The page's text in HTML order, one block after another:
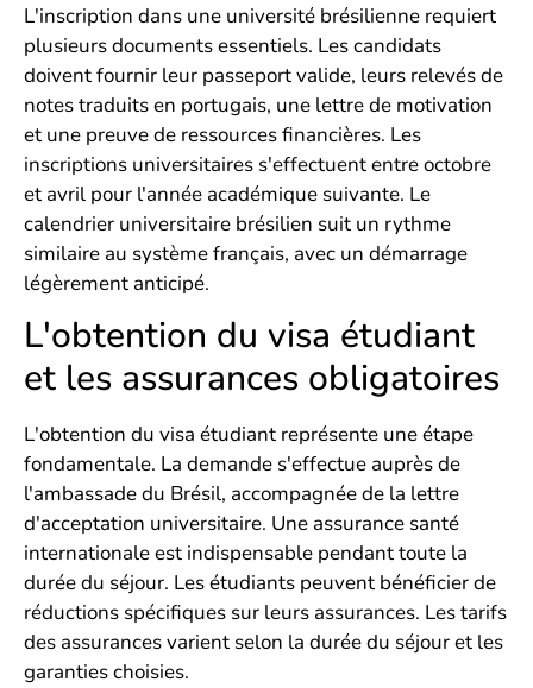
L'inscription dans une université brésilienne requiert
plusieurs documents essentiels. Les candidats
doivent fournir leur passeport valide, leurs relevés de
notes traduits en portugais, une lettre de motivation
et une preuve de ressources financières. Les
inscriptions universitaires s'effectuent entre octobre
et avril pour l'année académique suivante. Le
calendrier universitaire brésilien suit un rythme
similaire au système français, avec un démarrage
légèrement anticipé.
L'obtention du visa étudiant
et les assurances obligatoires
L'obtention du visa étudiant représente une étape
fondamentale. La demande s'effectue auprès de
l'ambassade du Brésil, accompagnée de la lettre
d'acceptation universitaire. Une assurance santé
internationale est indispensable pendant toute la
durée du séjour. Les étudiants peuvent bénéficier de
réductions spécifiques sur leurs assurances. Les tarifs
des assurances varient selon la durée du séjour et les
garanties choisies.